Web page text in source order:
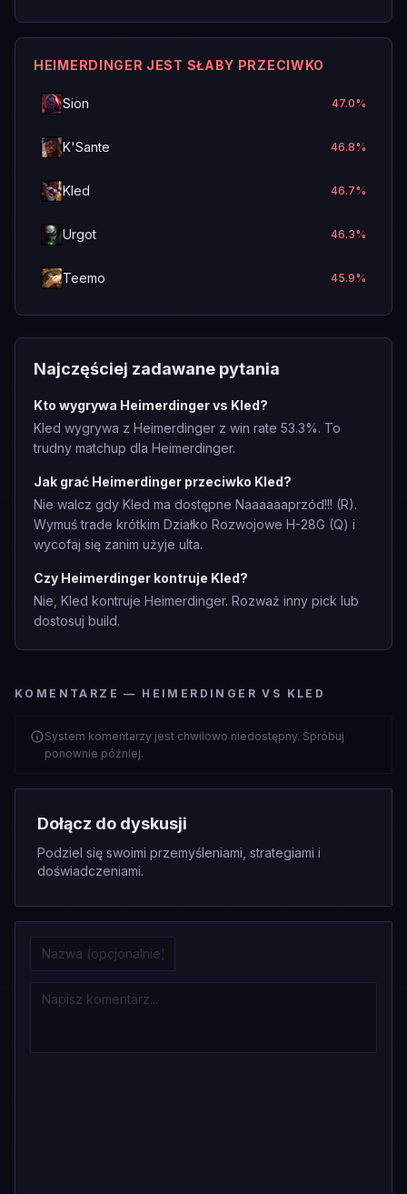
HEIMERDINGER JEST SŁABY PRZECIWKO
Sion 47.0%
K'Sante 46.8%
Kled 46.7%
Urgot 46.3%
Teemo 45.9%
Najczęściej zadawane pytania
Kto wygrywa Heimerdinger vs Kled?
Kled wygrywa z Heimerdinger z win rate 53.3%. To
trudny matchup dla Heimerdinger.
Jak grać Heimerdinger przeciwko Kled?
Nie walcz gdy Kled ma dostępne Naaaaaaprzód!!! (R).
Wymuś trade krótkim Działko Rozwojowe H-28G (Q) i
wycofaj się zanim użyje ulta.
Czy Heimerdinger kontruje Kled?
Nie, Kled kontruje Heimerdinger. Rozważ inny pick lub
dostosuj build.
KOMENTARZE — HEIMERDINGER VS KLED
System komentarzy jest chwilowo niedostępny. Spróbuj
ponownie później.
Dołącz do dyskusji
Podziel się swoimi przemyśleniami, strategiami i
doświadczeniami.